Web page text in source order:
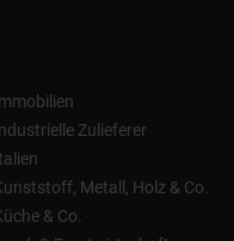
Zulieferer
Metall, Holz & Co.
& Co.